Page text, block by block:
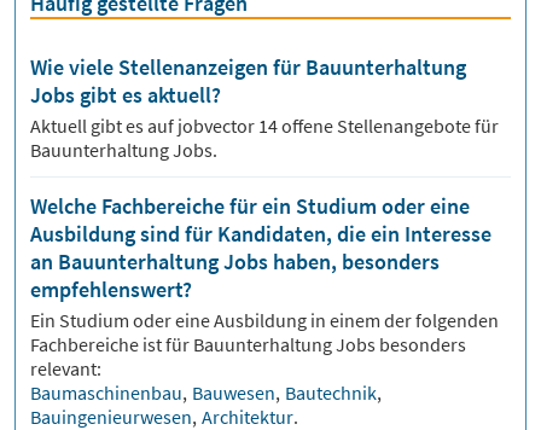
Wie viele Stellenanzeigen für Bauunterhaltung
Jobs gibt es aktuell?
Aktuell gibt es auf jobvector 14offene Stellenangebote für
Bauunterhaltung Jobs.
Welche Fachbereiche für ein Studium oder eine
Ausbildung sind für Kandidaten, die ein Interesse
an Bauunterhaltung Jobs haben, besonders
empfehlenswert?
Ein Studium oder eine Ausbildung in einem der folgenden
Fachbereiche ist für BauunterhaltungJobs besonders
relevant:
Baumaschinenbau, Bauwesen, Bautechnik,
Bauingenieurwesen, Architektur.